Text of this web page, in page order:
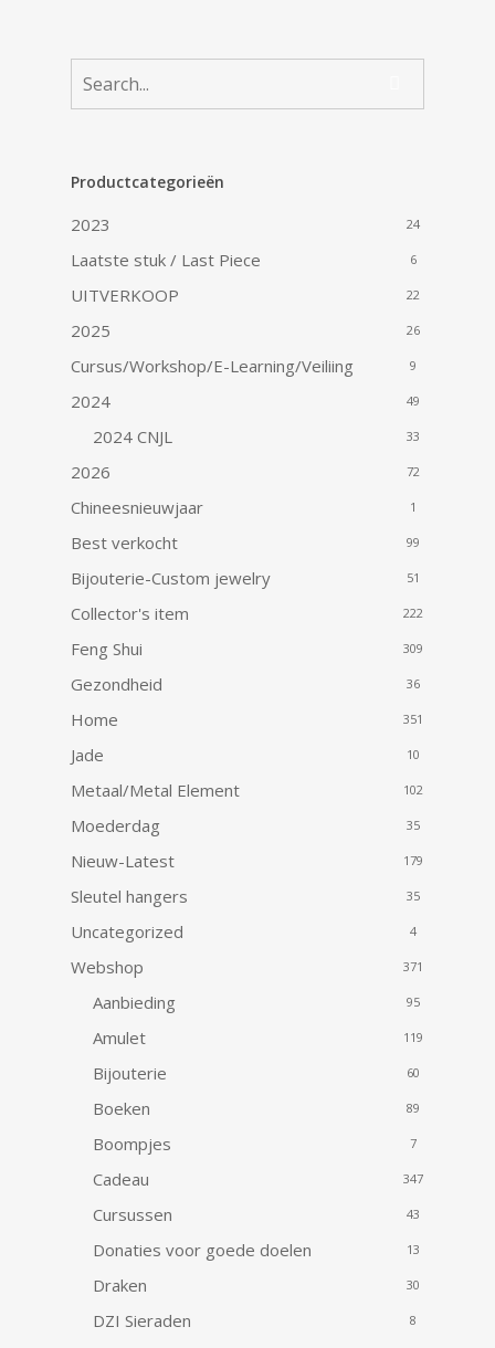
Productcategorieën
2023 24
Laatste stuk / Last Piece 6
UITVERKOOP 22
2025 26
Cursus/Workshop/E-Learning/Veiliing 9
2024 49
2024 CNJL 33
2026 72
Chineesnieuwjaar 1
Best verkocht 99
Bijouterie-Custom jewelry 51
Collector's item 222
Feng Shui 309
Gezondheid 36
Home 351
Jade 10
Metaal/Metal Element 102
Moederdag 35
Nieuw-Latest 179
Sleutel hangers 35
Uncategorized 4
Webshop 371
Aanbieding 95
Amulet 119
Bijouterie 60
Boeken 89
Boompjes 7
Cadeau 347
Cursussen 43
Donaties voor goede doelen 13
Draken 30
DZI Sieraden 8